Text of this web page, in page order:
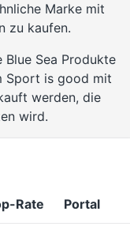
Marke mit
zu kaufen.
Blue Sea Produkte
Sport is good mit
werden, die
wird.
Rate Portal